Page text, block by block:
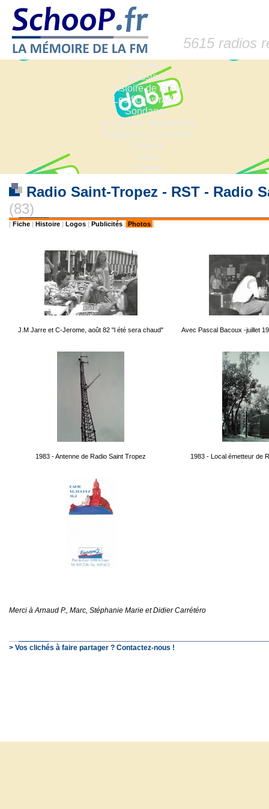
5615 radios
Accueil
Dossiers
Histoire de la FM
Les fiches radio
Sondages
Anciennes fréquences
Fréquences actuelles
Lexique
Liens
Contact
Radio Saint-Tropez - RST - Radio
(83)
| Fiche | Histoire | Logos | Publicités | Photos |
J.M Jarre et C-Jerome, août 82 "l été sera chaud" Avec Pascal Bacoux -juillet
1983 - Antenne de Radio Saint Tropez 1983 - Local émetteur de
Merci à Arnaud P., Marc, Stéphanie Marie et Didier Carrétéro
> Vos clichés à faire partager ? Contactez-nous !